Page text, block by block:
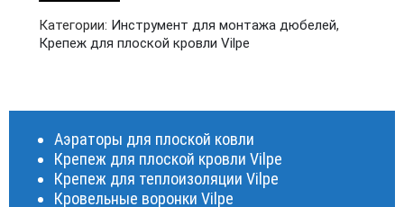
Категории: Инструмент для монтажа дюбелей,
Крепеж для плоской кровли Vilpe
Аэраторы для плоской ковли
Крепеж для плоской кровли Vilpe
Крепеж для теплоизоляции Vilpe
Кровельные воронки Vilpe